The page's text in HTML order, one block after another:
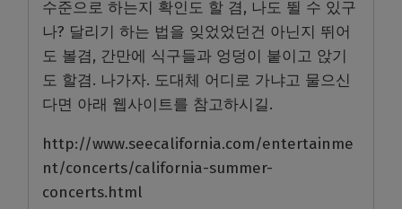
수준으로 하는지 확인도 할 겸, 나도 뛸 수 있구
나? 달리기 하는 법을 잊었었던건 아닌지 뛰어
도 볼겸, 간만에 식구들과 엉덩이 붙이고 앉기
도 할겸. 나가자. 도대체 어디로 가냐고 물으신
다면 아래 웹사이트를 참고하시길.
http://www.seecalifornia.com/entertainme
nt/concerts/california-summer-
concerts.html